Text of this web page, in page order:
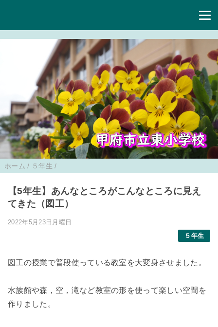
ホーム / ５年生 /
【5年生】あんなところがこんなところに見え
てきた（図工）
2022年5月23日月曜日
５年生
図工の授業で普段使っている教室を大変身させました。
水族館や森，空，滝など教室の形を使って楽しい空間を
作りました。